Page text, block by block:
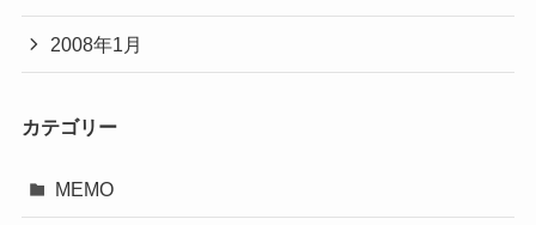
2008年1月
カテゴリー
MEMO